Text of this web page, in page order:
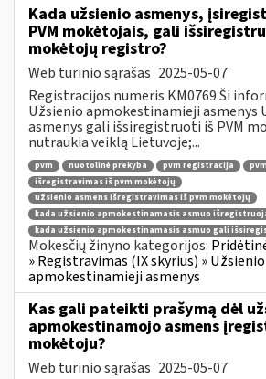
Kada užsienio asmenys,
PVM mokėtojais, gali
mokėtojų registro?
Web turinio sąrašas 2025-05-07
Registracijos numeris KM0769 Ši
Užsienio apmokestinamieji asmenys
asmenys gali išsiregistruoti iš PVM
nutraukia veiklą Lietuvoje;...
pvm nuotolinė prekyba pvm registracija
išregistravimas iš pvm mokėtojų
užsienio asmens išregistravimas iš pvm mokėtojų
kada užsienio apmokestinamasis asmuo
kada užsienio apmokestinamasis asmuo gali
Mokesčių žinyno kategorijos:
» Registravimas (IX skyrius) » Užsienio
apmokestinamieji asmenys
Kas gali pateikti prašymą dėl
apmokestinamojo asmens
mokėtoju?
Web turinio sąrašas 2025-05-07